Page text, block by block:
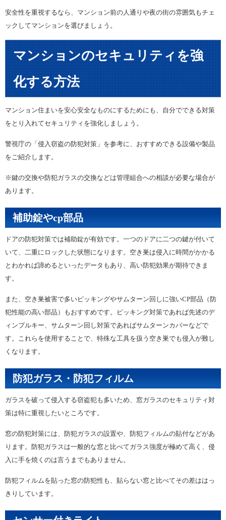
安全性を重視するなら、マンション前の人通りや夜の街の雰囲気もチェ
ックしてマンションを選びましょう。
マンションのセキュリティを強
化する方法
マンション住まいを安心安全なものにするためにも、自分でできる対策
をとり入れてセキュリティを強化しましょう。
警視庁の「侵入窃盗の防犯対策」を参考に、おすすめできる設備や製品
をご紹介します。
※鍵の交換や防犯ガラスの交換などは管理組合への相談が必要な場合が
あります。
補助錠やcp部品
ドアの防犯対策では補助錠が有効です。一つのドアに二つの鍵が付いて
いて、二重にロックした状態になります。空き巣は侵入に時間がかかる
とわかれば諦めるといったデータもあり、高い防犯効果が期待できま
す。
また、空き巣被害で多いピッキングやサムターン回しに強いCP部品（防
犯性能の高い部品）もおすすめです。ピッキング対策であれば先述のデ
ィンプルキー、サムターン回し対策であればサムターンカバーなどで
す。これらを使用することで、特殊な工具を扱う空き巣でも侵入が難し
くなります。
防犯ガラス・防犯フィルム
ガラスを破って侵入する窃盗犯も多いため、窓ガラスのセキュリティ対
策は特に重視したいところです。
窓の防犯対策には、防犯ガラスの設置や、防犯フィルムの貼付などがあ
ります。防犯ガラスは一般的な窓と比べてガラス強度が極めて高く、侵
入に手を焼くのは言うまでもありません。
防犯フィルムを貼った窓の防犯性も、貼らない窓と比べてその差ははっ
きりしています。